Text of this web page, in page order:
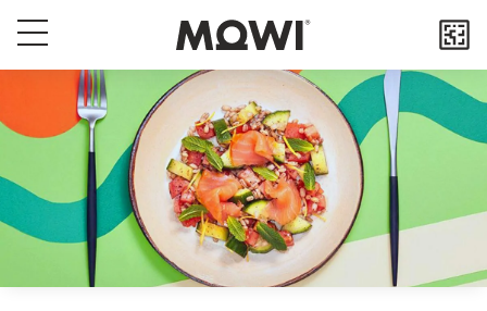
Menu switch buttonSelect your location
Popup close button
Asia
日本
日本語
대한민국
한국어
Europe